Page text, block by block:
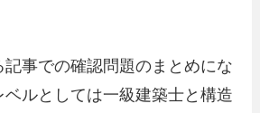
事での確認問題のまとめにな
ベルとしては一級建築士と構造